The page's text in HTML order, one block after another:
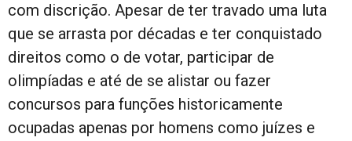
com discrição. Apesar de ter travado uma luta
que se arrasta por décadas e ter conquistado
direitos como o de votar, participar de
olimpíadas e até de se alistar ou fazer
concursos para funções historicamente
ocupadas apenas por homens como juízes e